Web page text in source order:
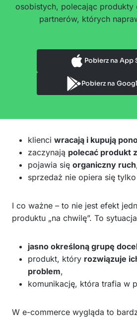
osobistych, polecając produkty
partnerów, których
Pobierz na App
Pobierz na
klienci wracają i kupują
zaczynają polecać produkt
pojawia się organiczny ruch
sprzedaż nie opiera się
I co ważne – to nie jest efekt
produktu „na chwilę”. To
jasno określoną grupę
produkt, który rozwiązuje
problem,
komunikację, która trafia w
W e-commerce wygląda to